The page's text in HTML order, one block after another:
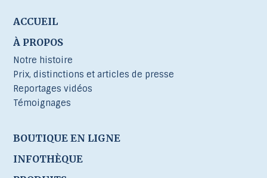
ACCUEIL
À PROPOS
Notre histoire
Prix, distinctions et articles de presse
Reportages vidéos
Témoignages
BOUTIQUE EN LIGNE
INFOTHÈQUE